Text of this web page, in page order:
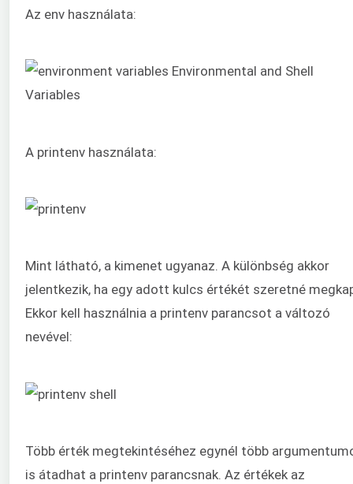
Az env használata:
A printenv használata:
Mint látható, a kimenet ugyanaz. A különbség akkor
jelentkezik, ha egy adott kulcs értékét szeretné
Ekkor kell használnia a printenv parancsot a változó
nevével:
Több érték megtekintéséhez egynél több
is átadhat a printenv parancsnak. Az értékek az